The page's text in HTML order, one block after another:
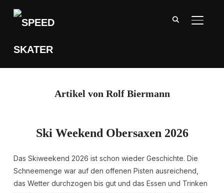
Artikel von Rolf Biermann
Ski Weekend Obersaxen 2026
Das Skiweekend 2026 ist schon wieder Geschichte. Die
Schneemenge war auf den offenen Pisten ausreichend,
das Wetter durchzogen bis gut und das Essen und Trinken